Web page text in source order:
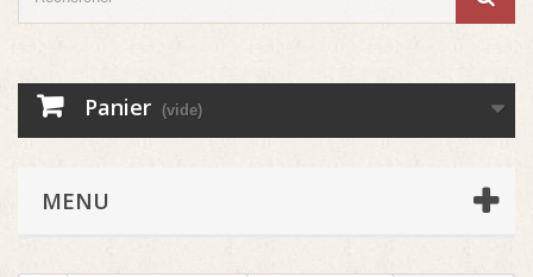
Panier (vide)
MENU